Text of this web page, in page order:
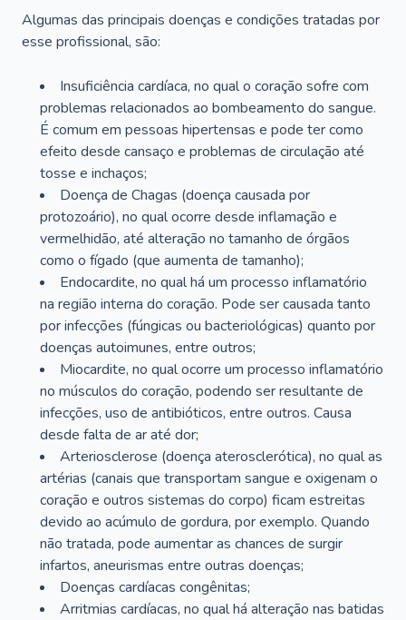
Algumas das principais doenças e condições tratadas por
esse profissional, são:
Insuficiência cardíaca, no qual o coração sofre com
problemas relacionados ao bombeamento do sangue.
É comum em pessoas hipertensas e pode ter como
efeito desde cansaço e problemas de circulação até
tosse e inchaços;
Doença de Chagas (doença causada por
protozoário), no qual ocorre desde inflamação e
vermelhidão, até alteração no tamanho de órgãos
como o fígado (que aumenta de tamanho);
Endocardite, no qual há um processo inflamatório
na região interna do coração. Pode ser causada tanto
por infecções (fúngicas ou bacteriológicas) quanto por
doenças autoimunes, entre outros;
Miocardite, no qual ocorre um processo inflamatório
no músculos do coração, podendo ser resultante de
infecções, uso de antibióticos, entre outros. Causa
desde falta de ar até dor;
Arteriosclerose (doença aterosclerótica), no qual as
artérias (canais que transportam sangue e oxigenam o
coração e outros sistemas do corpo) ficam estreitas
devido ao acúmulo de gordura, por exemplo. Quando
não tratada, pode aumentar as chances de surgir
infartos, aneurismas entre outras doenças;
Doenças cardíacas congênitas;
Arritmias cardíacas, no qual há alteração nas batidas